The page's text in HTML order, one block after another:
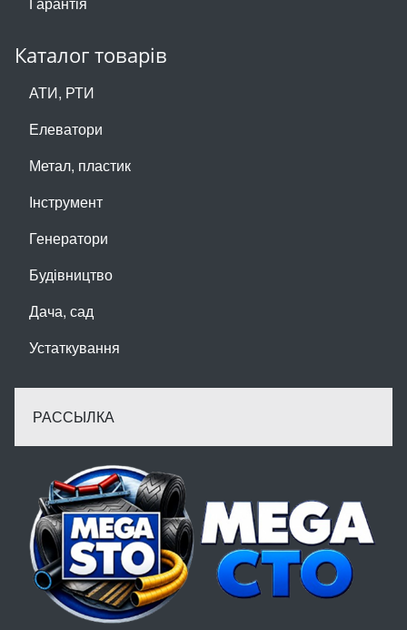
Каталог товарів
АТИ, РТИ
Елеватори
Метал, пластик
Інструмент
Генератори
Будівництво
Дача, сад
Устаткування
РАССЫЛКА